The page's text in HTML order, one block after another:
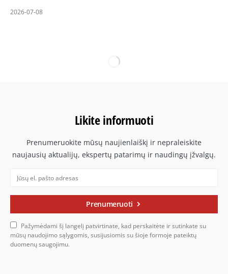
2026-07-08
Likite informuoti
Prenumeruokite mūsų naujienlaiškį ir nepraleiskite
naujausių aktualijų, ekspertų patarimų ir naudingų įžvalgų.
Prenumeruoti
Pažymėdami šį langelį patvirtinate, kad perskaitėte ir sutinkate su
mūsų naudojimo sąlygomis, susijusiomis su šioje formoje pateiktų
duomenų saugojimu.